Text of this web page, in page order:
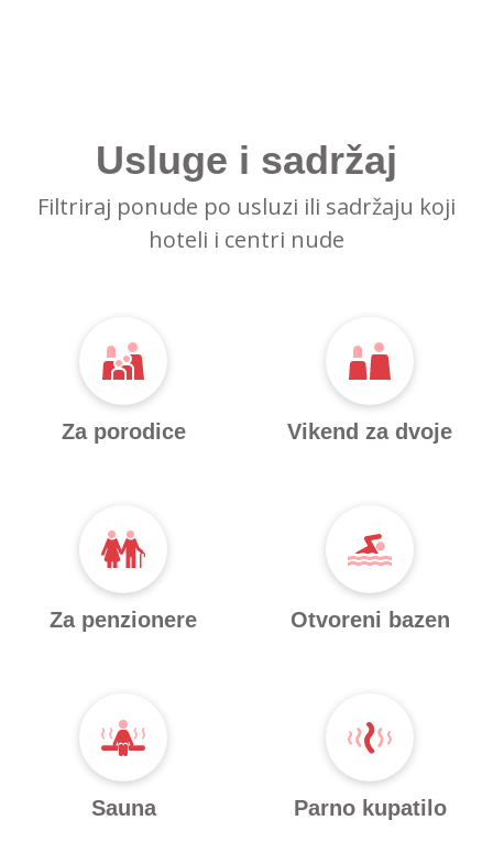
Usluge i sadržaj
Filtriraj ponude po usluzi ili sadržaju koji
hoteli i centri nude
Za porodice Vikend za dvoje
Za penzionere Otvoreni bazen
Sauna Parno kupatilo